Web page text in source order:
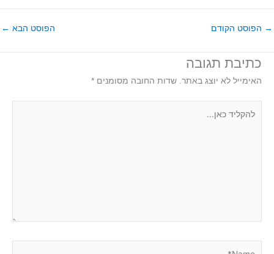
→ הפוסט הקודם הפוסט הבא ←
כתיבת תגובה
האימייל לא יוצג באתר. שדות החובה מסומנים *
כאן...